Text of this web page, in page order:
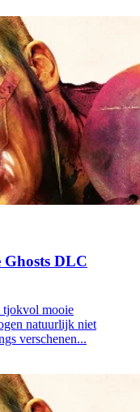
DLC
tjokvol mooie
natuurlijk niet
verschenen...